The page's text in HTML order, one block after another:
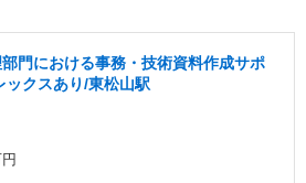
門における事務・技術資料作成サポ
ックスあり/東松山駅